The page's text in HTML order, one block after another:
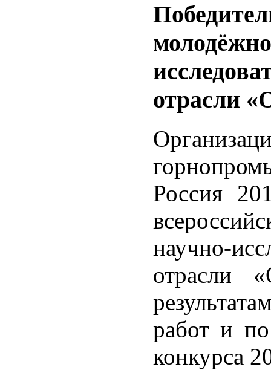
отрасли
Россия
научно-
отрасли
работ и
конкурса